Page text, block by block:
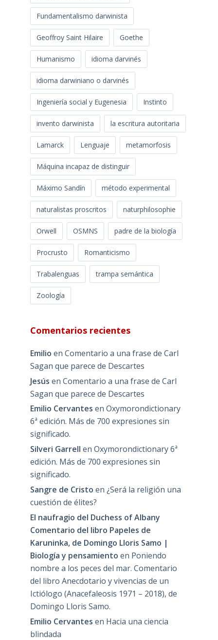
Fundamentalismo darwinista
Geoffroy Saint Hilaire Goethe
Humanismo idioma darvinés
idioma darwiniano o darvinés
Ingeniería social y Eugenesia Instinto
invento darwinista la escritura autoritaria
Lamarck Lenguaje metamorfosis
Máquina incapaz de distinguir
Máximo Sandín método experimental
naturalistas proscritos naturphilosophie
Orwell OSMNS padre de la biología
Procrusto Romanticismo
Trabalenguas trampa semántica
Zoología
Comentarios recientes
Emilio en Comentario a una frase de Carl
Sagan que parece de Descartes
Jesús en Comentario a una frase de Carl
Sagan que parece de Descartes
Emilio Cervantes en Oxymorondictionary
6ª edición. Más de 700 expresiones sin
significado.
Silveri Garrell en Oxymorondictionary 6ª
edición. Más de 700 expresiones sin
significado.
Sangre de Cristo en ¿Será la religión una
cuestión de élites?
El naufragio del Duchess of Albany
Comentario del libro Papeles de
Karuninka, de Domingo Lloris Samo |
Biología y pensamiento en Poniendo
nombre a los peces del mar. Comentario
del libro Anecdotario y vivencias de un
Ictiólogo (Anacefaleosis 1971 – 2018), de
Domingo Lloris Samo.
Emilio Cervantes en Hacia una ciencia
blindada